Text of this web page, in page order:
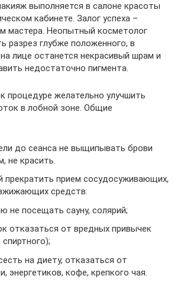
выполняется в салоне красоты
кабинете. Залог успеха –
мастера. Неопытный косметолог
разрез глубже положенного, в
лице останется некрасивый шрам и
недостаточно пигмента.
процедуре желательно улучшить
в лобной зоне. Общие
до сеанса не выщипывать брови
не красить.
прекратить прием сосудосуживающих,
средств.
не посещать сауну, солярий;
отказаться от вредных привычек
спиртного);
на диету, отказаться от
энергетиков, кофе, крепкого чая.